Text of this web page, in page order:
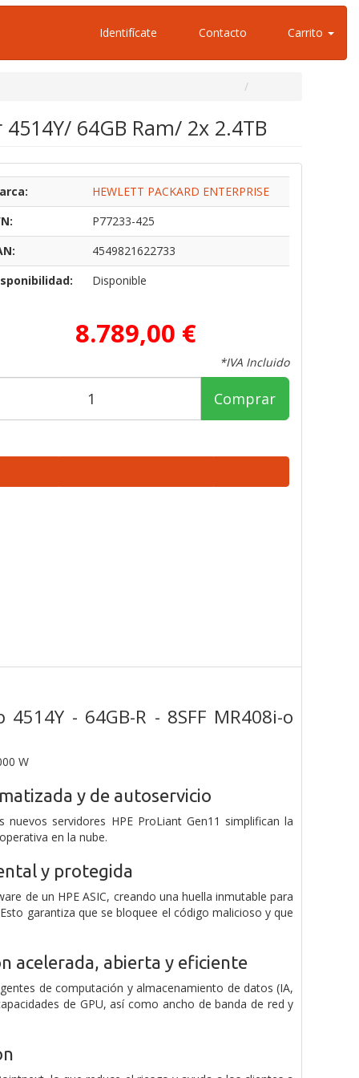
Identifícate Contacto Carrito
64GB Ram/ 2x 2.4TB
HEWLETT PACKARD ENTERPRISE
P77233-425
4549821622733
Disponible
8.789,00 €
*IVA Incluido
Comprar
- 64GB-R - 8SFF MR408i-o
W
y de autoservicio
servidores HPE ProLiant Gen11 simplifican la
en la nube.
y protegida
de un HPE ASIC, creando una huella inmutable para
garantiza que se bloquee el código malicioso y que
acelerada, abierta y eficiente
de computación y almacenamiento de datos (IA,
de GPU, así como ancho de banda de red y